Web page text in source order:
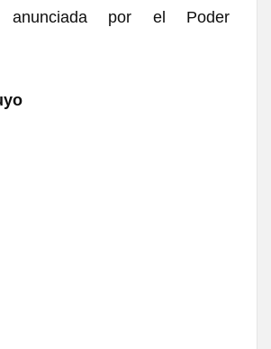
anunciada por el Poder